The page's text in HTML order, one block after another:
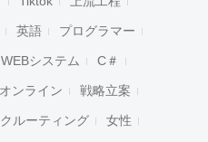
英語 プログラマー
WEBシステム C＃
オンライン 戦略立案
クルーティング 女性